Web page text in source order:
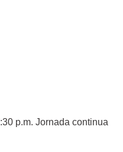
p.m. Jornada continua